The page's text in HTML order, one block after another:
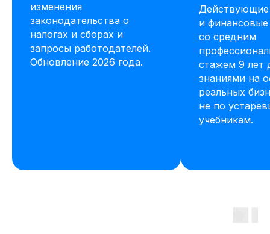
изменения
законодательства о
налогах и сборах и
запросы работодателей.
Обновление 2026 года.
Действующие
и
со средним
стажем 9 лет
знаниями на
реальных
не по
учебникам.